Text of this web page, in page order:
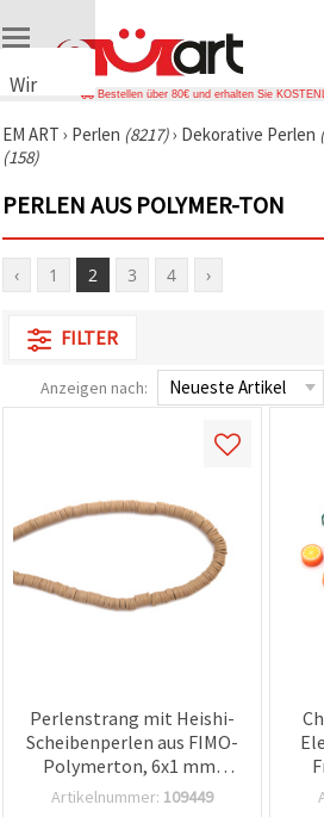
Wir
Cookies
🍪 Wir
Cookies
ähnliche
um das
der Website
Nutzungserlebnis
Datenverkehr
analysieren
sowie
relevantere
unserer
Partner für
Analyse
Marketing.
Bestellen über 80€ und erhalten Sie
EM ART › Perlen (8217)› Dekorative Perlen
(158)
PERLEN AUS POLYMER-TON
‹ 1 2 3 4 ›
FILTER
Anzeigen nach:
Perlenstrang mit Heishi-
Scheibenperlen aus FIMO-
Polymerton, 6x1 mm,
Loch 2 mm, Farbe
Artikelnummer: 109449